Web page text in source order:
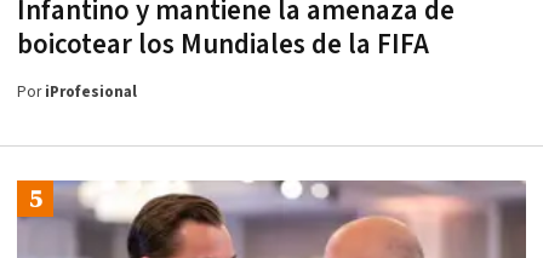
Infantino y mantiene la amenaza de
boicotear los Mundiales de la FIFA
PoriProfesional